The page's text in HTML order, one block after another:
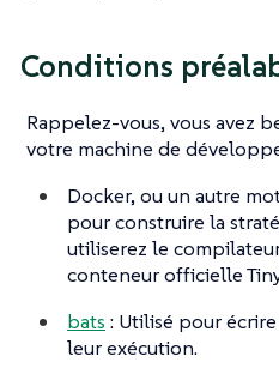
Conditions
Rappelez-vous, vous avez
votre machine de
Docker, ou un autre
pour construire la
utiliserez le
conteneur officielle
bats : Utilisé pour
leur exécution.